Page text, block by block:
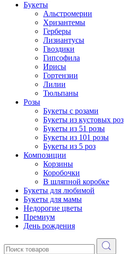
Букеты
Альстромерии
Хризантемы
Герберы
Лизиантусы
Гвоздики
Гипсофила
Ирисы
Гортензии
Лилии
Тюльпаны
Розы
Букеты с розами
Букеты из кустовых роз
Букеты из 51 розы
Букеты из 101 розы
Букеты из 5 роз
Композиции
Корзины
Коробочки
В шляпной коробке
Букеты для любимой
Букеты для мамы
Недорогие цветы
Премиум
День рождения